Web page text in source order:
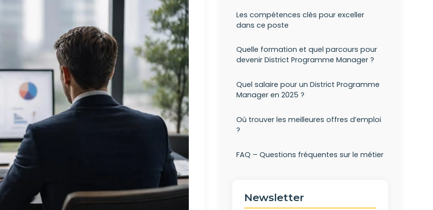
Les compétences clés pour exceller
dans ce poste
Quelle formation et quel parcours pour
devenir District Programme Manager ?
Quel salaire pour un District Programme
Manager en 2025 ?
Où trouver les meilleures offres d’emploi
?
FAQ – Questions fréquentes sur le métier
Newsletter